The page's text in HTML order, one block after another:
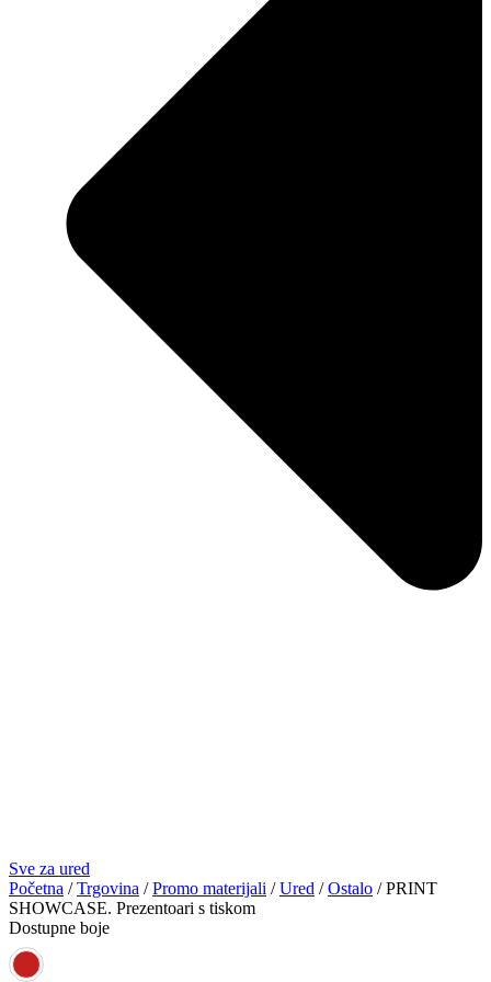
Sve za ured
Početna /Trgovina /Promo materijali /Ured /Ostalo / PRINT
SHOWCASE. Prezentoari s tiskom
Dostupne boje